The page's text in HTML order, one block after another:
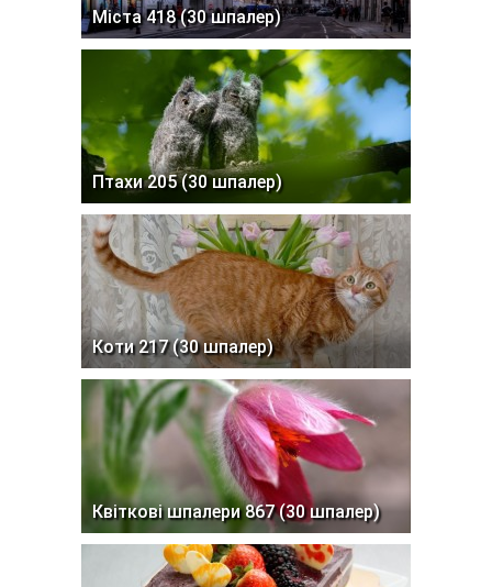
Міста 418 (30 шпалер)
Птахи 205 (30 шпалер)
Коти 217 (30 шпалер)
Квіткові шпалери 867 (30 шпалер)